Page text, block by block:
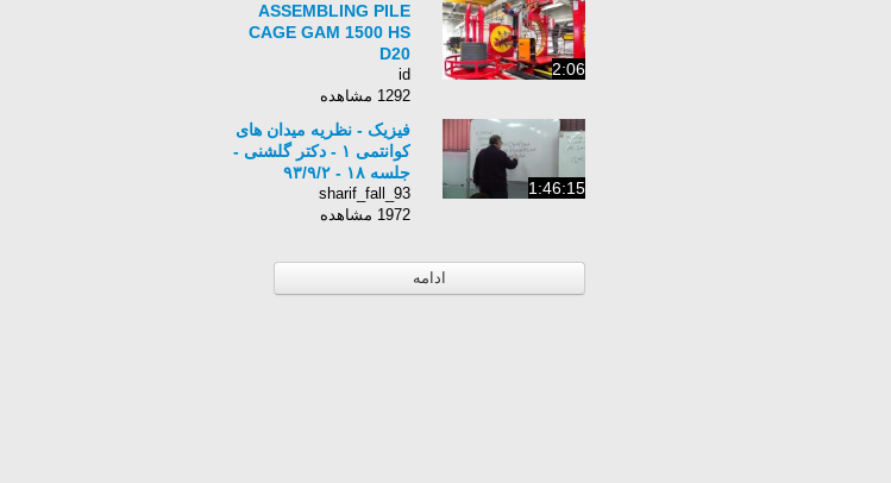
2:06
ASSEMBLING PILE
CAGE GAM 1500 HS
D20
id
1292 مشاهده
1:46:15
فیزیک - نظریه میدان های
کوانتمی ۱ - دکتر گلشنی -
جلسه ١٨ - ٩٣/٩/٢
sharif_fall_93
1972 مشاهده
ادامه